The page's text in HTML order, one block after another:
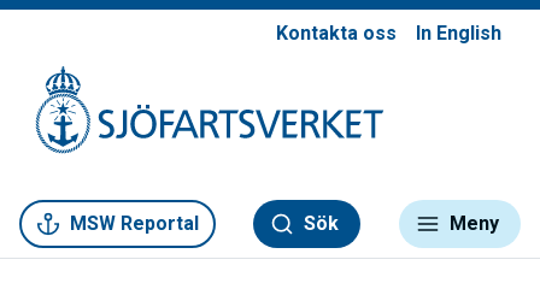
Kontakta oss In English
MSW Reportal Sök Meny